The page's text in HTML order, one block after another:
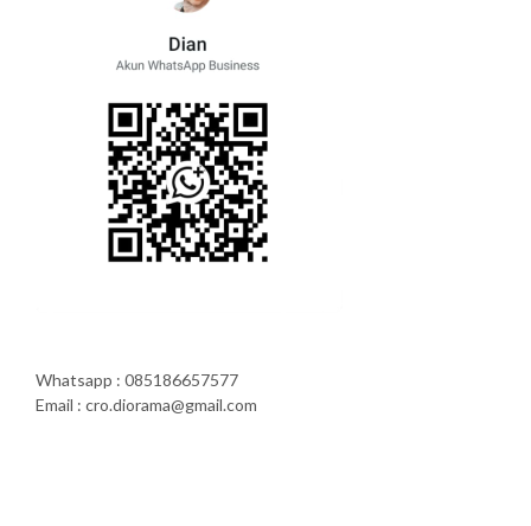
Whatsapp : 085186657577
Email : cro.diorama@gmail.com